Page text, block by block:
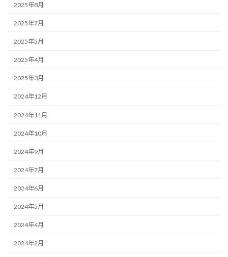
2025年8月
2025年7月
2025年5月
2025年4月
2025年3月
2024年12月
2024年11月
2024年10月
2024年9月
2024年7月
2024年6月
2024年5月
2024年4月
2024年2月